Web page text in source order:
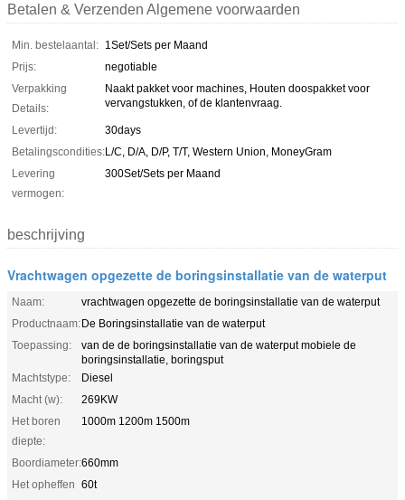
Betalen & Verzenden Algemene voorwaarden
Min. bestelaantal: 1Set/Sets per Maand
Prijs:
negotiable
Verpakking
Details:
Naakt pakket voor machines, Houten doospakket voor
vervangstukken, of de klantenvraag.
Levertijd:
30days
Betalingscondities:L/C, D/A, D/P, T/T, Western Union, MoneyGram
Levering
vermogen:
300Set/Sets per Maand
beschrijving
Vrachtwagen opgezette de boringsinstallatie van de waterput
Naam:
vrachtwagen opgezette de boringsinstallatie van de waterput
Productnaam:De Boringsinstallatie van de waterput
Toepassing:
van de de boringsinstallatie van de waterput mobiele de
boringsinstallatie, boringsput
Machtstype:
Diesel
Macht (w):
269KW
Het boren
diepte:
1000m 1200m 1500m
Boordiameter:660mm
Het opheffen 60t